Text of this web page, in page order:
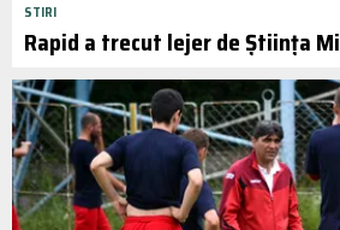
STIRI
Rapid a trecut lejer de Știința